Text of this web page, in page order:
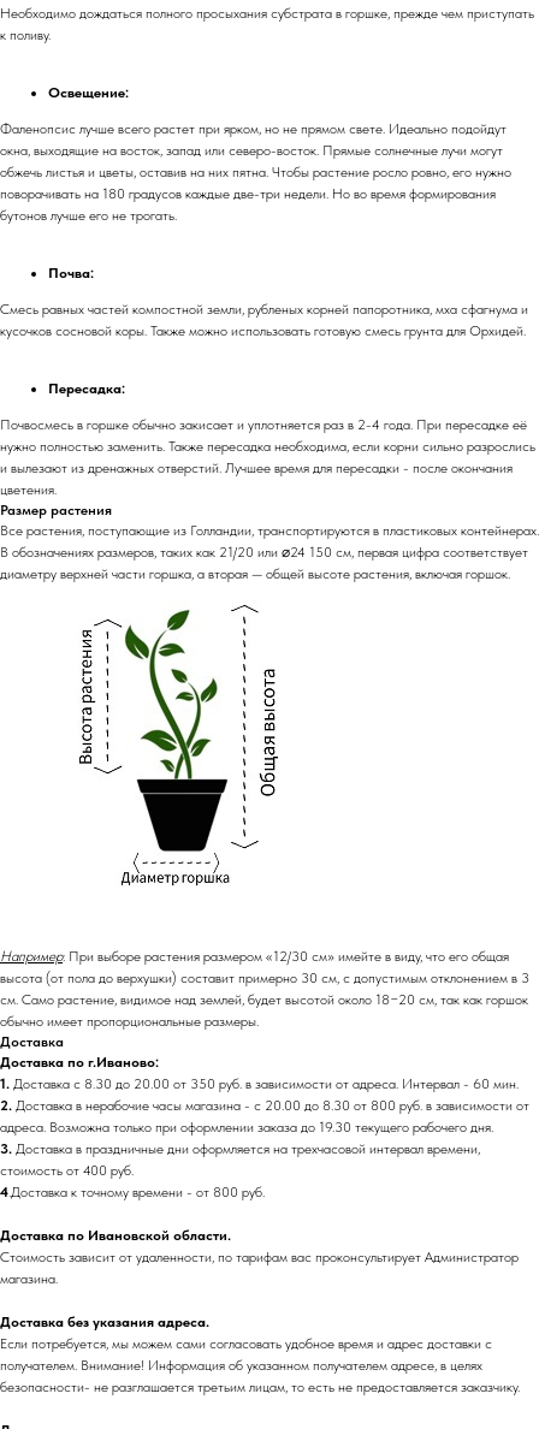
Необходимо дождаться полного просыхания субстрата в горшке, прежде чем приступать
к поливу.
Освещение:
Фаленопсис лучше всего растет при ярком, но не прямом свете. Идеально подойдут
окна, выходящие на восток, запад или северо-восток. Прямые солнечные лучи могут
обжечь листья и цветы, оставив на них пятна. Чтобы растение росло ровно, его нужно
поворачивать на 180 градусов каждые две-три недели. Но во время формирования
бутонов лучше его не трогать.
Почва:
Смесь равных частей компостной земли, рубленых корней папоротника, мха сфагнума и
кусочков сосновой коры. Также можно использовать готовую смесь грунта для Орхидей.
Пересадка:
Почвосмесь в горшке обычно закисает и уплотняется раз в 2-4 года. При пересадке её
нужно полностью заменить. Также пересадка необходима, если корни сильно разрослись
и вылезают из дренажных отверстий. Лучшее время для пересадки - после окончания
цветения.
Размер растения
Все растения, поступающие из Голландии, транспортируются в пластиковых контейнерах.
В обозначениях размеров, таких как 21/20 или ⌀24 150 см, первая цифра соответствует
диаметру верхней части горшка, а вторая — общей высоте растения, включая горшок.
Например: При выборе растения размером «12/30 см» имейте в виду, что его общая
высота (от пола до верхушки) составит примерно 30 см, с допустимым отклонением в 3
см. Само растение, видимое над землей, будет высотой около 18−20 см, так как горшок
обычно имеет пропорциональные размеры.
Доставка
Доставка по г.Иваново:
1. Доставка с 8.30 до 20.00 от 350 руб. в зависимости от адреса. Интервал - 60 мин.
2. Доставка в нерабочие часы магазина - с 20.00 до 8.30 от 800 руб. в зависимости от
адреса. Возможна только при оформлении заказа до 19.30 текущего рабочего дня.
3. Доставка в праздничные дни оформляется на трехчасовой интервал времени,
стоимость от 400 руб.
4.Доставка к точному времени - от 800 руб.
Доставка по Ивановской области.
Стоимость зависит от удаленности, по тарифам вас проконсультирует Администратор
магазина.
Доставка без указания адреса.
Если потребуется, мы можем сами согласовать удобное время и адрес доставки с
получателем. Внимание! Информация об указанном получателем адресе, в целях
безопасности- не разглашается третьим лицам, то есть не предоставляется заказчику.